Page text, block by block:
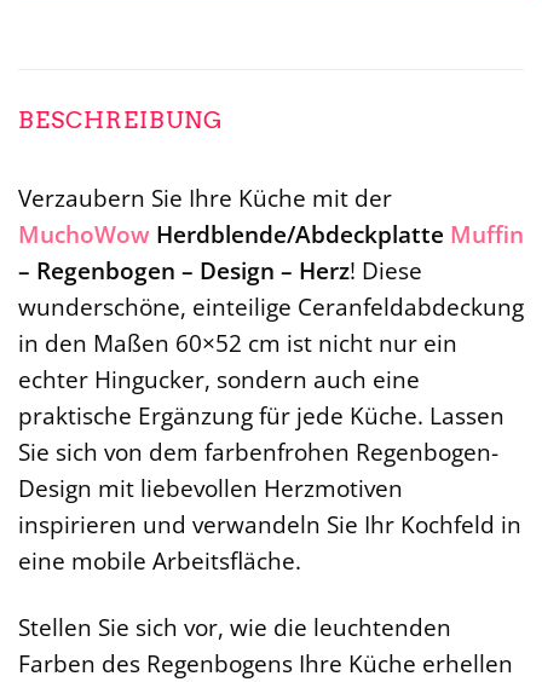
BESCHREIBUNG
Verzaubern Sie Ihre Küche mit der
MuchoWow Herdblende/Abdeckplatte Muffin
– Regenbogen – Design – Herz! Diese
wunderschöne, einteilige Ceranfeldabdeckung
in den Maßen 60×52 cm ist nicht nur ein
echter Hingucker, sondern auch eine
praktische Ergänzung für jede Küche. Lassen
Sie sich von dem farbenfrohen Regenbogen-
Design mit liebevollen Herzmotiven
inspirieren und verwandeln Sie Ihr Kochfeld in
eine mobile Arbeitsfläche.
Stellen Sie sich vor, wie die leuchtenden
Farben des Regenbogens Ihre Küche erhellen